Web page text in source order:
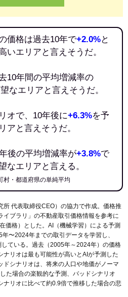
価格は過去10年で+2.0%と
いエリアと言えそうだ。
10年間の平均増減率の
なエリアと言えそうだ。
オで、10年後に+6.3%を予
アと言えそうだ。
後の平均増減率が+3.8%で
なエリアと言える。
・都道府県の単純平均
代表取締役CEO）の協力で作成。価格推
イブラリ 」の不動産取引価格情報を参考に
価格）とした。AI（機械学習）による予測
〜2024年までの取引データを学習し、
ている。過去（2005年～2024年）の価格
リオは最も可能性が高いとAIが予測した
シナリオは、将来の人口や地価がノーマ
た場合の楽観的な予測、バッドシナリオ
ナリオに比べて約0.9倍で推移した場合の悲